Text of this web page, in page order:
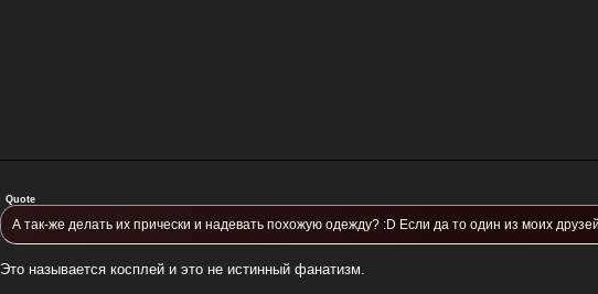
Quote
А так-же делать их прически и надевать похожую одежду? :D Если да то один из моих
Это называется косплей и это не истинный фанатизм.